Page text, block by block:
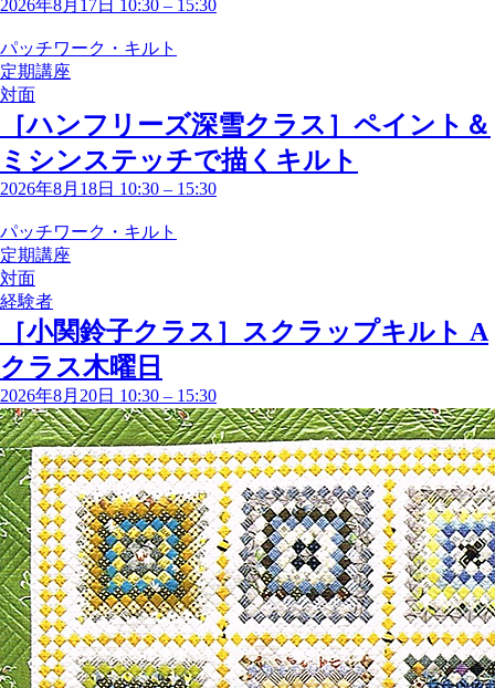
2026年8月17日 10:30 – 15:30
パッチワーク・キルト
定期講座
対面
［ハンフリーズ深雪クラス］ペイント＆
ミシンステッチで描くキルト
2026年8月18日 10:30 – 15:30
パッチワーク・キルト
定期講座
対面
経験者
［小関鈴子クラス］スクラップキルト A
クラス木曜日
2026年8月20日 10:30 – 15:30